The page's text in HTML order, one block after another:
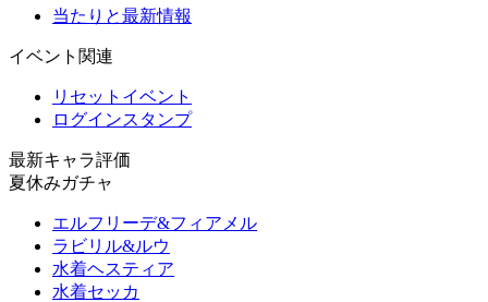
当たりと最新情報
イベント関連
リセットイベント
ログインスタンプ
最新キャラ評価
夏休みガチャ
エルフリーデ&フィアメル
ラビリル&ルウ
水着ヘスティア
水着セッカ